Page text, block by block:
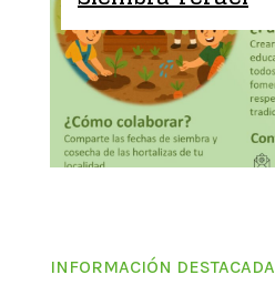
INFORMACIÓN DESTACADA